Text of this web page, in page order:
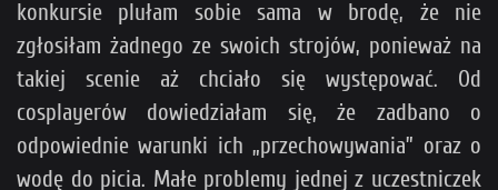
konkursie plułam sobie sama w brodę, że nie
zgłosiłam żadnego ze swoich strojów, ponieważ na
takiej scenie aż chciało się występować. Od
cosplayerów dowiedziałam się, że zadbano o
odpowiednie warunki ich „przechowywania” oraz o
wodę do picia. Małe problemy jednej z uczestniczek